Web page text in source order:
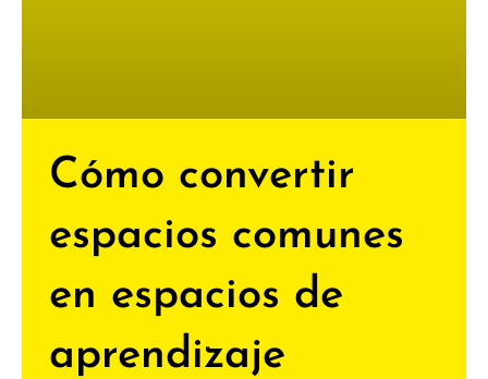
Cómo convertir
espacios comunes
en espacios de
aprendizaje